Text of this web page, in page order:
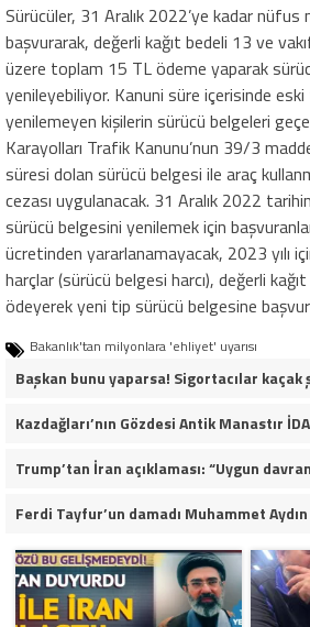
Sürücüler, 31 Aralık 2022’ye kadar nüfus
başvurarak, değerli kağıt bedeli 13 ve
üzere toplam 15 TL ödeme yaparak
yenileyebiliyor. Kanuni süre içerisinde
yenilemeyen kişilerin sürücü belgeleri
Karayolları Trafik Kanunu’nun 39/3
süresi dolan sürücü belgesi ile araç
cezası uygulanacak. 31 Aralık 2022
sürücü belgesini yenilemek için
ücretinden yararlanamayacak, 2023 yılı
harçlar (sürücü belgesi harcı), değerli
ödeyerek yeni tip sürücü belgesine
Bakanlık'tan milyonlara 'ehliyet' uyarısı
Başkan bunu yaparsa! Sigortacılar
Ferdi Tayfur’un damadı Muhammet Aydın